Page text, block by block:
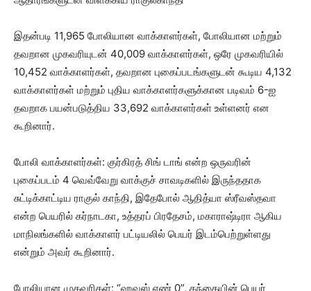
இதன்படி 11,965 போலியான வாக்காளர்கள், போலியான மற்றும்
தவறான முகவரியுடன் 40,009 வாக்காளர்கள், ஒரே முகவரியில்
10,452 வாக்காளர்கள், தவறான புகைப்படங்களுடன் கூடிய 4,132
வாக்காளர்கள் மற்றும் புதிய வாக்காளர்களுக்கான படிவம் 6-ஐ
தவறாக பயன்படுத்திய 33,692 வாக்காளர்கள் உள்ளனர் என
கூறினார்.
போலி வாக்காளர்கள்: குர்கிரத் சிங் டாங் என்ற ஒருவரின்
புகைப்படம் 4 வெவ்வேறு வாக்குச் சாவடிகளில் இருந்ததாக
சுட்டிக்காட்டிய ராகுல் காந்தி, இதேபோல் ஆதித்யா ஸ்ரீவஸ்தவா
என்ற பெயரில் கர்நாடகா, உத்தரப் பிரதேசம், மகாராஷ்டிரா ஆகிய
மாநிலங்களில் வாக்காளர் பட்டியலில் பெயர் இடம்பெற்றுள்ளது
என்றும் அவர் கூறினார்.
போலியான முகவரிகள்: “ஹவுஸ் எண் 0”, தந்தையின் பெயர்